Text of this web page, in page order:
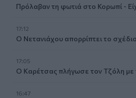
Πρόλαβαν τη φωτιά στο Κορωπί -
17:12
Ο Νετανιάχου απορρίπτει το
17:05
Ο Καρέτσας πλήγωσε τον Τζόλη με
16:47